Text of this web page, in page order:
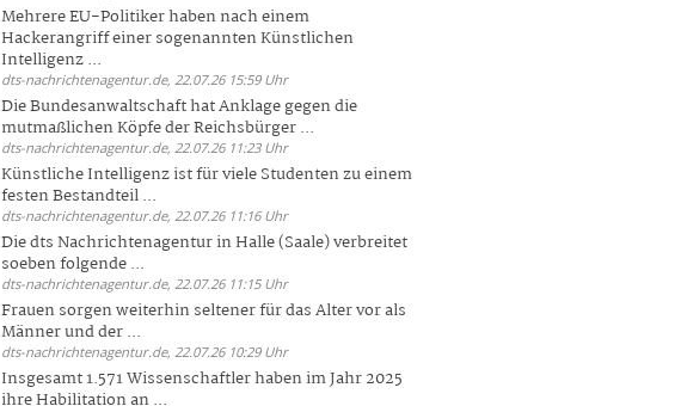
Mehrere EU-Politiker haben nach einem
Hackerangriff einer sogenannten Künstlichen
Intelligenz ...
dts-nachrichtenagentur.de, 22.07.26 15:59 Uhr
Die Bundesanwaltschaft hat Anklage gegen die
mutmaßlichen Köpfe der Reichsbürger ...
dts-nachrichtenagentur.de, 22.07.26 11:23 Uhr
Künstliche Intelligenz ist für viele Studenten zu einem
festen Bestandteil ...
dts-nachrichtenagentur.de, 22.07.26 11:16 Uhr
Die dts Nachrichtenagentur in Halle (Saale) verbreitet
soeben folgende ...
dts-nachrichtenagentur.de, 22.07.26 11:15 Uhr
Frauen sorgen weiterhin seltener für das Alter vor als
Männer und der ...
dts-nachrichtenagentur.de, 22.07.26 10:29 Uhr
Insgesamt 1.571 Wissenschaftler haben im Jahr 2025
ihre Habilitation an ...